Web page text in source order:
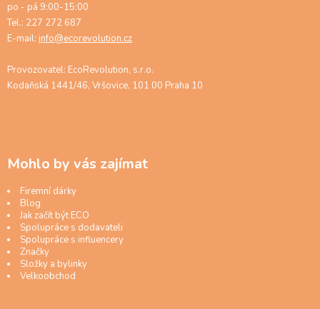
po - pá 9:00-15:00
Tel.: 227 272 687
E-mail: info@ecorevolution.cz
Provozovatel: EcoRevolution, s.r.o.
Kodaňská 1441/46, Vršovice, 101 00 Praha 10
Mohlo by vás zajímat
Firemní dárky
Blog
Jak začít být ECO
Spolupráce s dodavateli
Spolupráce s influencery
Značky
Složky a bylinky
Velkoobchod